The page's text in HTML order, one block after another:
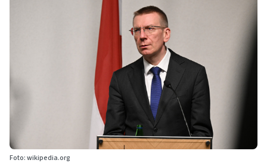
Foto: wikipedia.org